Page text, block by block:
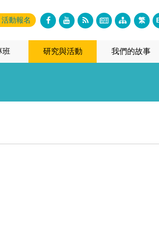
活動報名 繁
班 研究與活動 我們的故事